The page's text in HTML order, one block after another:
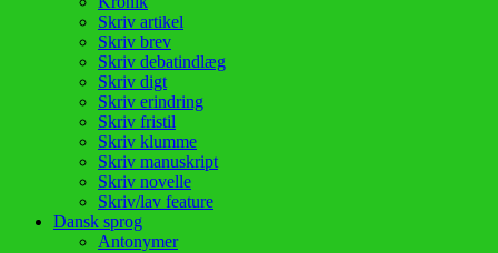
Skriv artikel
Skriv brev
Skriv debatindlæg
Skriv digt
Skriv erindring
Skriv fristil
Skriv klumme
Skriv manuskript
Skriv novelle
Skriv/lav feature
Dansk sprog
Antonymer